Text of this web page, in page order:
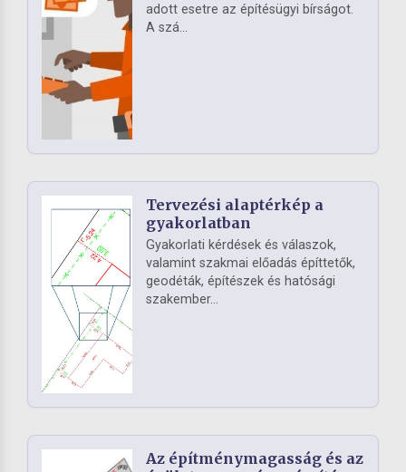
adott esetre az építésügyi bírságot.
A szá...
Tervezési alaptérkép a
gyakorlatban
Gyakorlati kérdések és válaszok,
valamint szakmai előadás építtetők,
geodéták, építészek és hatósági
szakember...
Az építménymagasság és az